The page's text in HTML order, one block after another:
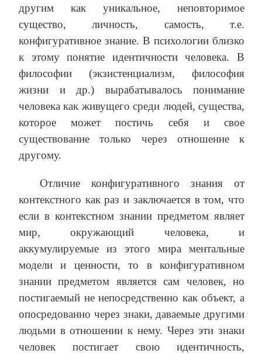
другим как уникальное, неповторимое
существо, личность, самость, т.е.
конфигуративное знание. В психологии близко
к этому понятие идентичности человека. В
философии (экзистенциализм, философия
жизни и др.) вырабатывалось понимание
человека как живущего среди людей, существа,
которое может постичь себя и свое
существование только через отношение к
другому.
Отличие конфигуративного знания от
контекстного как раз и заключается в том, что
если в контекстном знании предметом являет
мир, окружающий человека, и
аккумулируемые из этого мира ментальные
модели и ценности, то в конфигуративном
знании предметом является сам человек, но
постигаемый не непосредственно как объект, а
опосредованно через знаки, даваемые другими
людьми в отношении к нему. Через эти знаки
человек постигает свою идентичность,